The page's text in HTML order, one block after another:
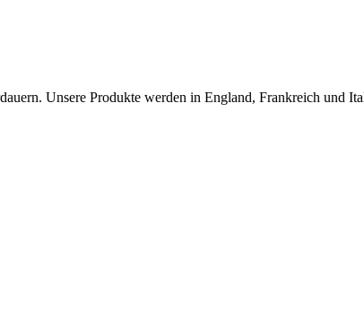
Unsere Produkte werden in England, Frankreich und